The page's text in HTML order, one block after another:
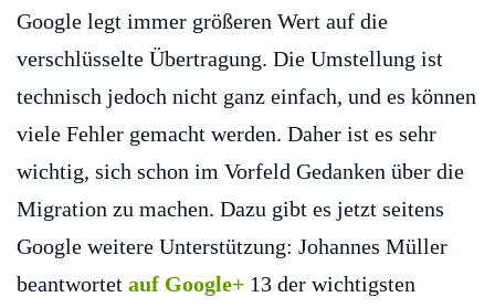
Google legt immer größeren Wert auf die
verschlüsselte Übertragung. Die Umstellung ist
technisch jedoch nicht ganz einfach, und es können
viele Fehler gemacht werden. Daher ist es sehr
wichtig, sich schon im Vorfeld Gedanken über die
Migration zu machen. Dazu gibt es jetzt seitens
Google weitere Unterstützung: Johannes Müller
beantwortet auf Google+ 13 der wichtigsten